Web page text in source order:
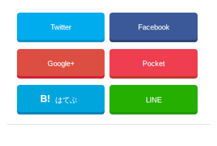
Twitter Facebook
Google+ Pocket
B! はてぶ LINE